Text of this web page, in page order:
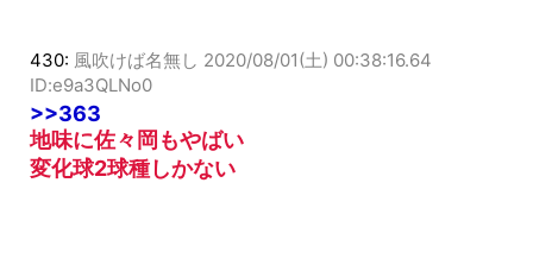
430: 風吹けば名無し 2020/08/01(土) 00:38:16.64
ID:e9a3QLNo0
>>363
地味に佐々岡もやばい
変化球2球種しかない